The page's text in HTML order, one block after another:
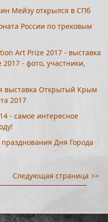
Мейзу открылся в СПб
России по трековым
Art Prize 2017 - выставка
2017 - фото, участники,
выставка Открытый Крым
2017
- самое интересное
Дня Города
Следующая страница >>